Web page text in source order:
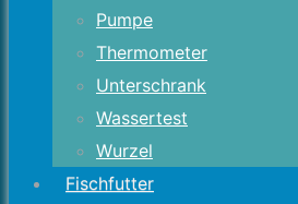
Pumpe
Thermometer
Unterschrank
Wassertest
Wurzel
Fischfutter